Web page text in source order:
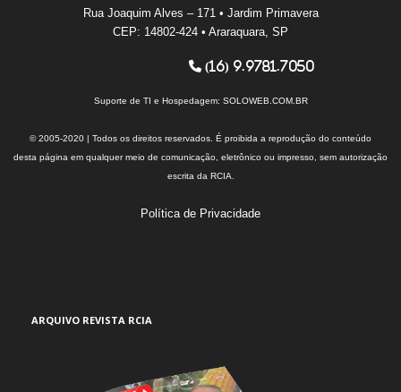
Rua Joaquim Alves – 171 • Jardim Primavera
CEP: 14802-424 • Araraquara, SP
(16) 9.9781.7050
Suporte de TI e Hospedagem: SOLOWEB.COM.BR
© 2005-2020 | Todos os direitos reservados. É proibida a reprodução do conteúdo
desta página em qualquer meio de comunicação, eletrônico ou impresso, sem autorização
escrita da RCIA.
Política de Privacidade
ARQUIVO REVISTA RCIA